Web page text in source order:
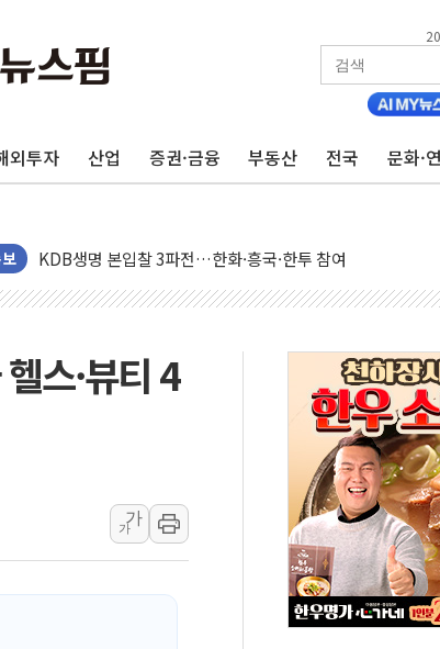
외투자 산업 증권·금융 부동산 전국 문화·
서울 재건축·재개발 정상화시 5년 내 9만가구 순증...이주
KDB생명 본입찰 3파전…한화·흥국·한투 참여
반도체공학회 "R&D직 주 52시간제 개선해야…기술격차
현대카드, 박재범·실리카겔 등 8~9월 공연 라인업 공개
[르포] 육군, 2031년까지 3개 보급단 '1등급 스마트 물류센
송도 신축 아파트서 외벽 테라스 떨어져…SK에코플랜트 "
깊이가 다른 글로벌 투자 정보 GAM - 맛보기편 (8/7)
"호남 없이 민주 당권 없다"...송영길·정청래·김민석, 호남
SK하이닉스, 주주환원 속도…"3분기 추가 방안 발표"
'무순위' 기회 왔다…신길·노량진·장위 서울 알짜 단지 주목
野 의원 42명, '사관학교 통합' 규탄 결의안 발의…이준석·
IPARK현대산업개발, 노원구 어르신에 삼계탕 배식 봉사
스·뷰티 4
가
가